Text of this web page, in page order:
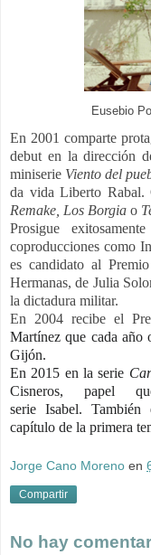
Eusebio
En 2001 comparte
debut en la dirección
miniserie Viento del
da vidaLiberto Rabal.
Remake Los Borgia o
Prosigue
coproducciones como
es candidato al
Hermanas, de Julia
la dictadura militar.
En 2004 recibe el
Martínez que cada año
Gijón.
En 2015 en la serie
Cisneros, papel
serie Isabel.
capítulo de la primera
Jorge Cano Moreno en
Compartir
No hay